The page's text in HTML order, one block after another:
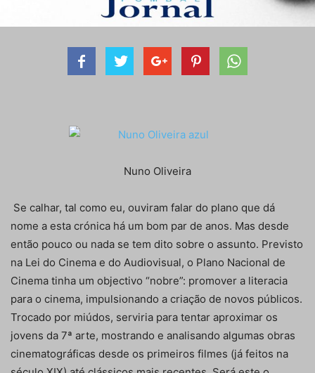
Nuno Oliveira
Se calhar, tal como eu, ouviram falar do plano que dá
nome a esta crónica há um bom par de anos. Mas desde
então pouco ou nada se tem dito sobre o assunto. Previsto
na Lei do Cinema e do Audiovi­sual, o Plano Nacional de
Cinema tinha um objectivo “nobre”: promover a literacia
para o cinema, impul­sionando a criação de novos públicos.
Trocado por miúdos, serviria para tentar aproximar os
jovens da 7ª arte, mostrando e analisando algumas obras
ci­nematográficas desde os primeiros filmes (já feitos na